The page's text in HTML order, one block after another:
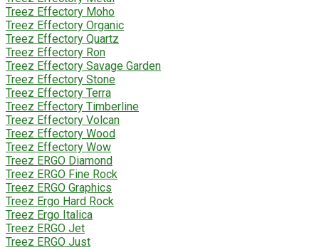
Treez Effectory Moho
Treez Effectory Organic
Treez Effectory Quartz
Treez Effectory Ron
Treez Effectory Savage Garden
Treez Effectory Stone
Treez Effectory Terra
Treez Effectory Timberline
Treez Effectory Volcan
Treez Effectory Wood
Treez Effectory Wow
Treez ERGO Diamond
Treez ERGO Fine Rock
Treez ERGO Graphics
Treez Ergo Hard Rock
Treez Ergo Italica
Treez ERGO Jet
Treez ERGO Just